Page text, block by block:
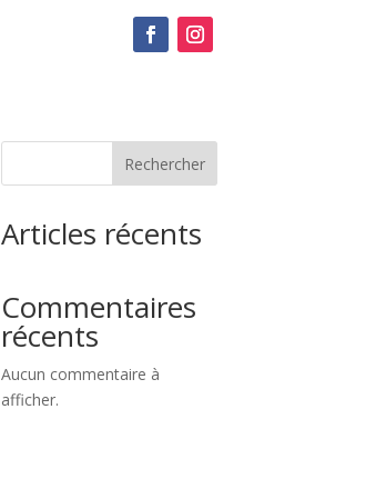
Rechercher
Articles récents
Commentaires
récents
Aucun commentaire à
afficher.